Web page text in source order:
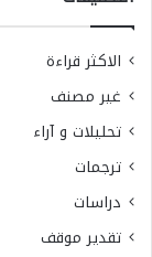
ه
الاكثر قراءة
غير مصنف
تحليلات و آراء
ترجمات
دراسات
تقدير موقف